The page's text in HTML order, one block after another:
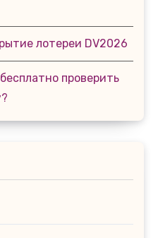
лотереи DV2026
проверить